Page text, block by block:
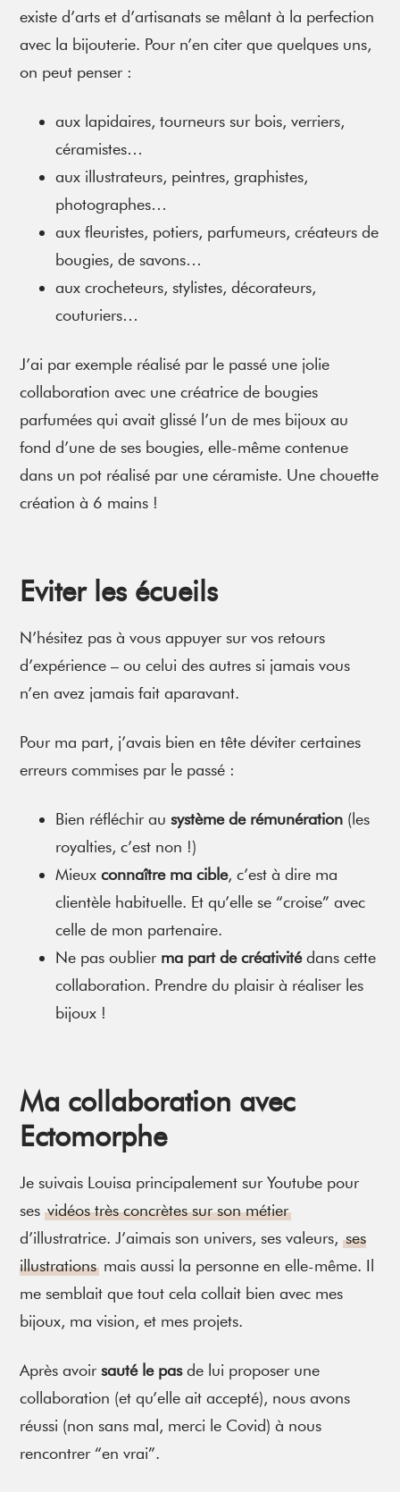
existe d’arts et d’artisanats se mêlant à la perfection
avec la bijouterie. Pour n’en citer que quelques uns,
on peut penser :
aux lapidaires, tourneurs sur bois, verriers,
céramistes…
aux illustrateurs, peintres, graphistes,
photographes…
aux fleuristes, potiers, parfumeurs, créateurs de
bougies, de savons…
aux crocheteurs, stylistes, décorateurs,
couturiers…
J’ai par exemple réalisé par le passé une jolie
collaboration avec une créatrice de bougies
parfumées qui avait glissé l’un de mes bijoux au
fond d’une de ses bougies, elle-même contenue
dans un pot réalisé par une céramiste. Une chouette
création à 6 mains !
Eviter les écueils
N’hésitez pas à vous appuyer sur vos retours
d’expérience – ou celui des autres si jamais vous
n’en avez jamais fait aparavant.
Pour ma part, j’avais bien en tête déviter certaines
erreurs commises par le passé :
Bien réfléchir ausystème de rémunération (les
royalties, c’est non !)
Mieuxconnaître ma cible, c’est à dire ma
clientèle habituelle. Et qu’elle se “croise” avec
celle de mon partenaire.
Ne pas oublier ma part de créativitédans cette
collaboration. Prendre du plaisir à réaliser les
bijoux !
Ma collaboration avec
Ectomorphe
Je suivais Louisa principalement sur Youtube pour
sesvidéos très concrètes sur son métier
d’illustratrice. J’aimais son univers, ses valeurs,ses
illustrations mais aussi la personne en elle-même. Il
me semblait que tout cela collait bien avec mes
bijoux, ma vision, et mes projets.
Après avoirsauté le pasde lui proposer une
collaboration (et qu’elle ait accepté), nous avons
réussi (non sans mal, merci le Covid) à nous
rencontrer “en vrai”.